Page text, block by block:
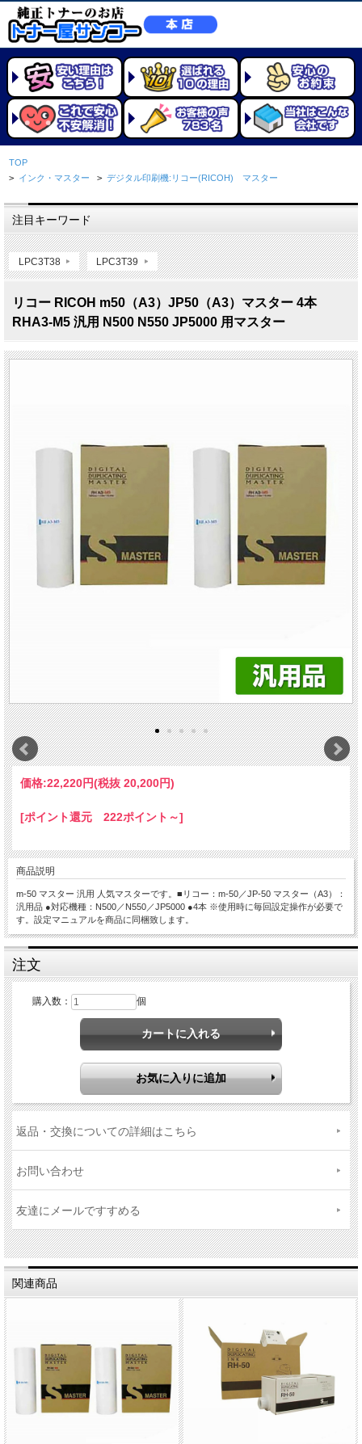
TOP
> インク・マスター > デジタル印刷機:リコー(RICOH) マスター
注目キーワード
LPC3T38 LPC3T39
リコー RICOH m50（A3）JP50（A3）マスター 4本
RHA3-M5 汎用 N500 N550 JP5000 用マスター
価格:22,220円(税抜 20,200円)
[ポイント還元 222ポイント～]
商品説明
m-50 マスター 汎用 人気マスターです。■リコー：m-50／JP-50 マスター（A3）：
汎用品 ●対応機種：N500／N550／JP5000 ●4本 ※使用時に毎回設定操作が必要で
す。設定マニュアルを商品に同梱致します。
注文
購入数： 個
返品・交換についての詳細はこちら
お問い合わせ
友達にメールですすめる
関連商品